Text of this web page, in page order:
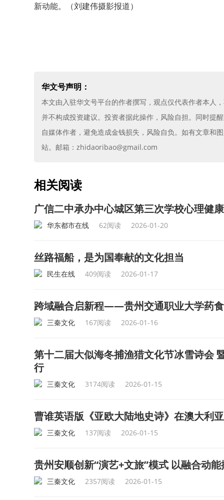
新动能。（刘建伟摄影报道）
华文号声明：
本文由入驻华文号平台的作者撰写，观点仅代表作者本人
并不构成投资建议。投资者据此操作，风险自担。同时提
自媒体作者，避免造成金钱损失，风险自负。如有文章和
站。邮箱：zhidaoribao@gmail.com
相关阅读
广信二中承办中心城区第三次学校心理健
华东都市在线 62阅读 2026-01-20
丝路福船，是为国奉献的文化担当
民生在线 409阅读 2026-01-17
跨域融合启新程——贵州交通职业大学药
三秦文化 167阅读 2026-01-16
第十二届大似海冬捕渔猎文化节冰雪诗会
行
三秦文化 3174阅读 2026-01-15
曹谁英语版《亚欧大陆地史诗》在澳大利
三秦文化 137阅读 2026-01-15
贵州安顺创新“演艺+文旅”模式 以融合动
三秦文化 2357阅读 2026-01-15